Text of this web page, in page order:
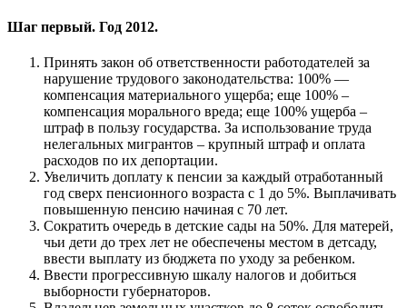
Шаг первый. Год 2012.
Принять закон об ответственности работодателей за
нару­шение трудового законодательства: 100% —
компенсация материального ущерба; еще 100% –
компенсация морально­го вреда; еще 100% ущерба –
штраф в пользу государства. За использование труда
нелегальных мигрантов – крупный штраф и оплата
расходов по их депортации.
Увеличить доплату к пенсии за каждый отработанный
год сверх пенсионного возраста с 1 до 5%. Выплачивать
повы­шенную пенсию начиная с 70 лет.
Сократить очередь в детские сады на 50%. Для матерей,
чьи дети до трех лет не обеспечены местом в детсаду,
ввести вы­плату из бюджета по уходу за ребенком.
Ввести прогрессивную шкалу налогов и добиться
выборно­сти губернаторов.